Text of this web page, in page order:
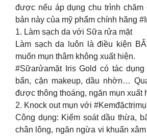
được nếu áp dụng chu trình
bản này của mỹ phẩm chính hãng
1. Làm sạch da với Sữa rửa mặt
Làm sạch da luôn là điều kiện
muốn mụn thâm không xuất hiện.
#Sữarửamặt Iris Gold có tác
bẩn, cặn makeup, dầu nhờn…
được thông thoáng, ngăn mụn xuất
2. Knock out mụn với
Công dụng: Kiểm soát dầu thừa,
chân lông, ngăn ngừa vi khuẩn